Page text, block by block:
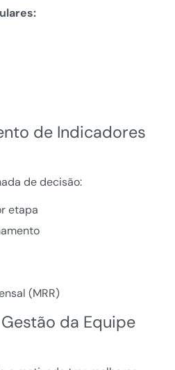
de Indicadores
de decisão:
etapa
(MRR)
da Equipe